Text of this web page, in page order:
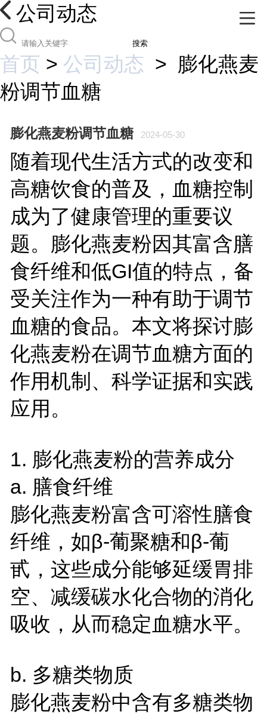
公司动态
搜索
首页 > 公司动态 > 膨化燕麦
粉调节血糖
膨化燕麦粉调节血糖 2024-05-30
随着现代生活方式的改变和
高糖饮食的普及，血糖控制
成为了健康管理的重要议
题。膨化燕麦粉因其富含膳
食纤维和低GI值的特点，备
受关注作为一种有助于调节
血糖的食品。本文将探讨膨
化燕麦粉在调节血糖方面的
作用机制、科学证据和实践
应用。
1. 膨化燕麦粉的营养成分
a. 膳食纤维
膨化燕麦粉富含可溶性膳食
纤维，如β-葡聚糖和β-葡
甙，这些成分能够延缓胃排
空、减缓碳水化合物的消化
吸收，从而稳定血糖水平。
b. 多糖类物质
膨化燕麦粉中含有多糖类物